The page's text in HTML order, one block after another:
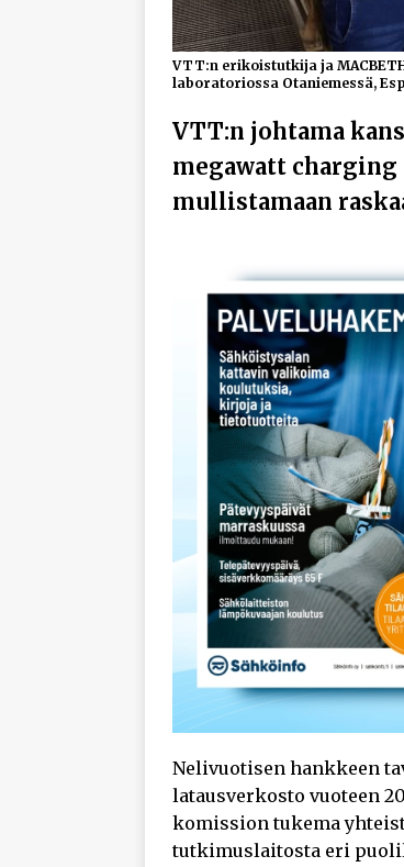
VTT:n erikoistutkija ja
laboratoriossa Otaniemessä,
VTT:n johtama
megawatt
mullistamaan
Nelivuotisen hankkeen
latausverkosto vuoteen
komission tukema
tutkimuslaitosta eri